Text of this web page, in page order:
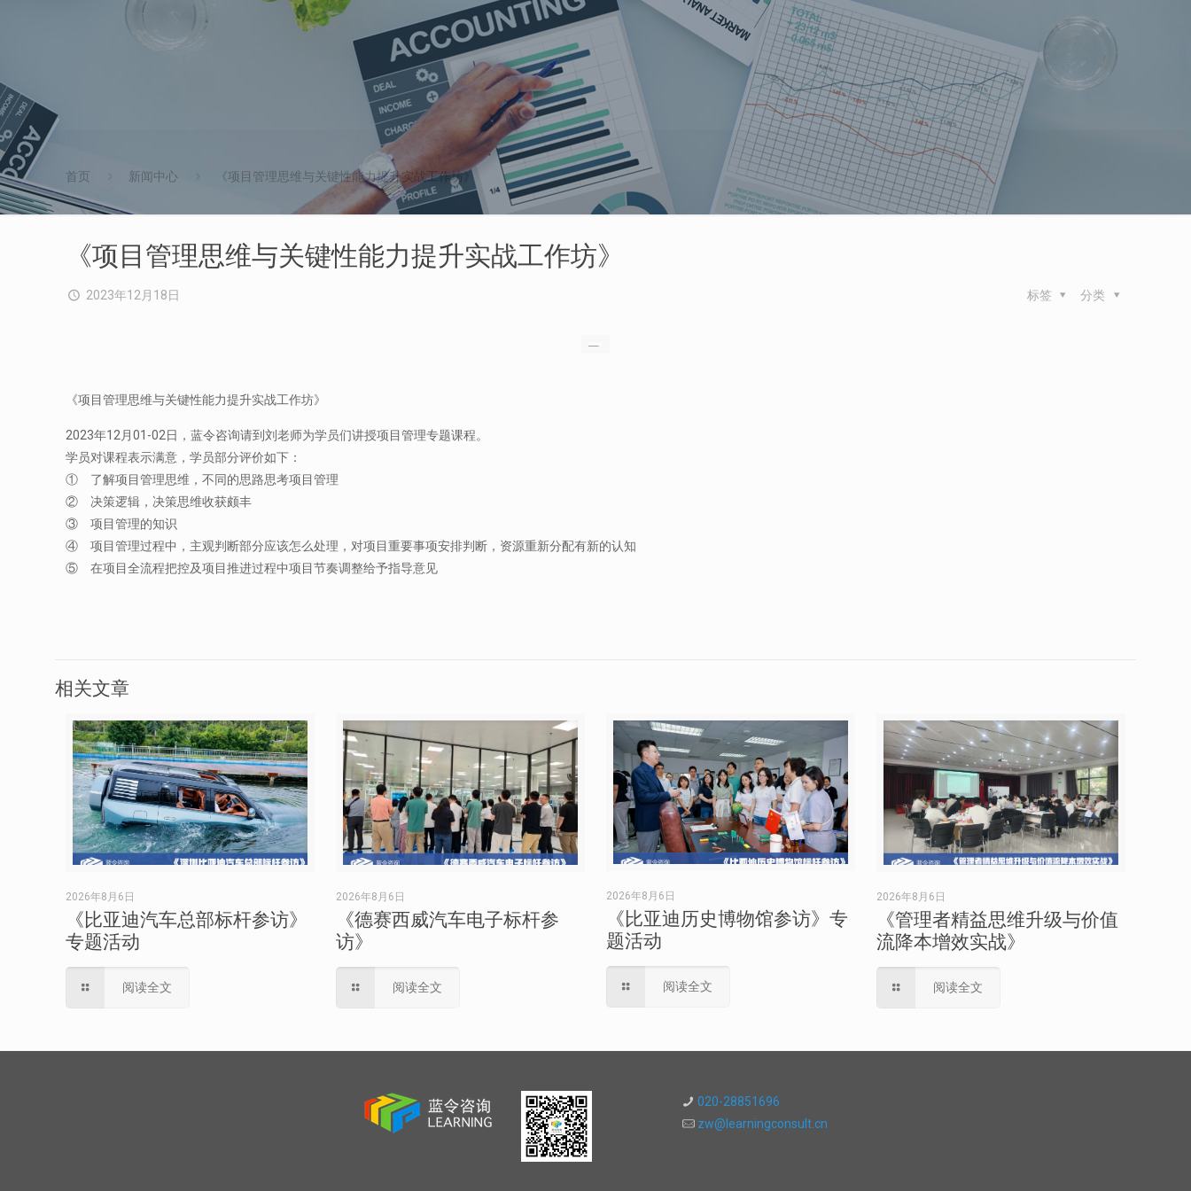
首页 新闻中心 《项目管理思维与关键性能力提升实战工作坊》
《项目管理思维与关键性能力提升实战工作坊》
2023年12月18日 分类
标签
《项目管理思维与关键性能力提升实战工作坊》
2023年12月01-02日，蓝令咨询请到刘老师为学员们讲授项目管理专题课程。
学员对课程表示满意，学员部分评价如下：
① 了解项目管理思维，不同的思路思考项目管理
② 决策逻辑，决策思维收获颇丰
③ 项目管理的知识
④ 项目管理过程中，主观判断部分应该怎么处理，对项目重要事项安排判断，资源重新分配有新的认知
⑤ 在项目全流程把控及项目推进过程中项目节奏调整给予指导意见
相关文章
2026年8月6日
《比亚迪汽车总部标杆参访》
专题活动
阅读全文
2026年8月6日
《德赛西威汽车电子标杆参
访》
阅读全文
2026年8月6日
《比亚迪历史博物馆参访》专
题活动
阅读全文
2026年8月6日
《管理者精益思维升级与价值
流降本增效实战》
阅读全文
020-28851696
zw@learningconsult.cn